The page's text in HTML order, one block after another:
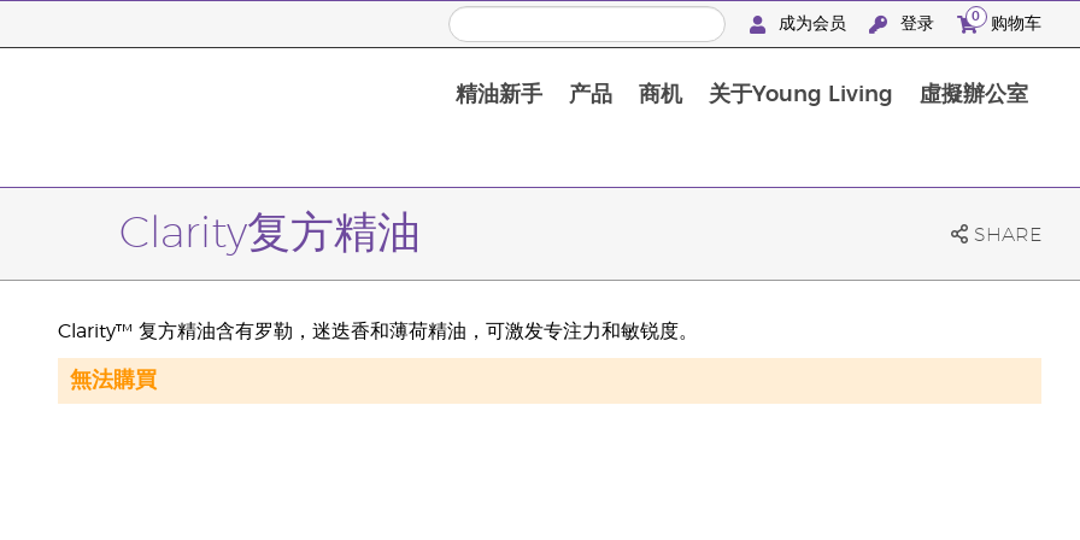
成为会员 登录 0 购物车
精油新手 产品 商机 关于Young Living 虛擬辦公室
Clarity复方精油 SHARE
Clarity™ 复方精油含有罗勒，迷迭香和薄荷精油，可激发专注力和敏锐度。
無法購買